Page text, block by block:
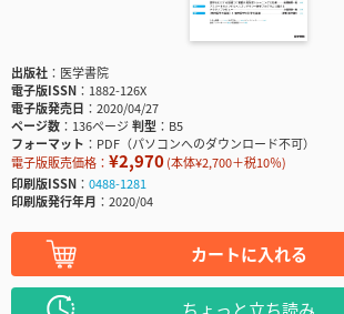
出版社
医学書院
電子版ISSN
1882-126X
電子版発売日
2020/04/27
ページ数
136ページ判型
B5
フォーマット
PDF（パソコンへのダウンロード不可）
電子版販売価格： ¥2,970(本体¥2,700＋税10％)
印刷版ISSN
0488-1281
印刷版発行年月
2020/04
カートに入れる
ちょっと立ち読み